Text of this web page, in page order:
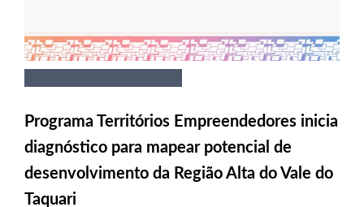
Programa Territórios Empreendedores inicia
diagnóstico para mapear potencial de
desenvolvimento da Região Alta do Vale do
Taquari